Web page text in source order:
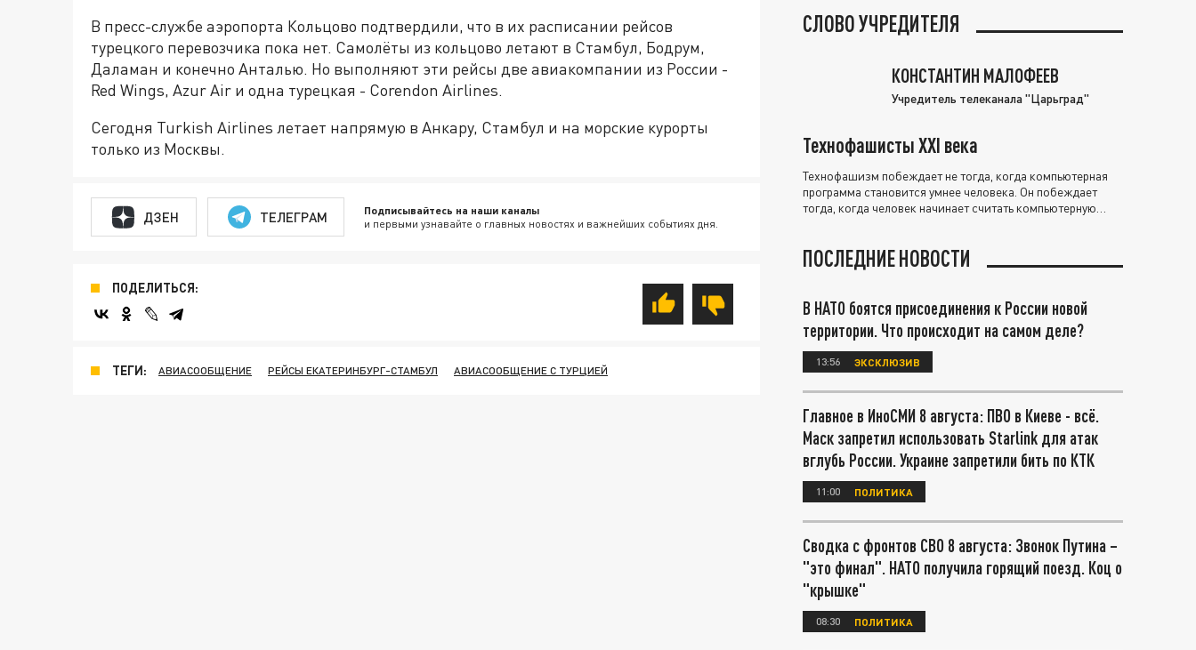
В пресс-службе аэропорта Кольцово подтвердили, что в их расписании рейсов
турецкого перевозчика пока нет. Самолёты из кольцово летают в Стамбул, Бодрум,
Даламан и конечно Анталью. Но выполняют эти рейсы две авиакомпании из России -
Red Wings, Azur Air и одна турецкая - Corendon Airlines.
Сегодня Turkish Airlines летает напрямую в Анкару, Стамбул и на морские курорты
только из Москвы.
ДЗЕН ТЕЛЕГРАМ Подписывайтесь на наши каналы
и первыми узнавайте о главных новостях и важнейших событиях дня.
ПОДЕЛИТЬСЯ:
ТЕГИ: АВИАСООБЩЕНИЕ РЕЙСЫ ЕКАТЕРИНБУРГ-СТАМБУЛ АВИАСООБЩЕНИЕ С ТУРЦИЕЙ
СЛОВО УЧРЕДИТЕЛЯ
КОНСТАНТИН МАЛОФЕЕВ
Учредитель телеканала "Царьград"
Технофашисты XXI века
Технофашизм побеждает не тогда, когда компьютерная
программа становится умнее человека. Он побеждает
тогда, когда человек начинает считать компьютерную
ПОСЛЕДНИЕ НОВОСТИ
В НАТО боятся присоединения к России новой
территории. Что происходит на самом деле?
13:56 ЭКСКЛЮЗИВ
Главное в ИноСМИ 8 августа: ПВО в Киеве - всё.
Маск запретил использовать Starlink для атак
вглубь России. Украине запретили бить по КТК
11:00 ПОЛИТИКА
Сводка с фронтов СВО 8 августа: Звонок Путина –
"это финал". НАТО получила горящий поезд. Коц о
"крышке"
08:30 ПОЛИТИКА